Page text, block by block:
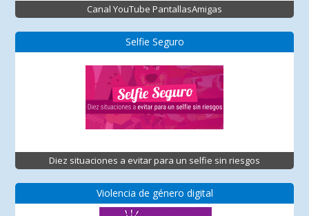
Canal YouTube PantallasAmigas
Selfie Seguro
Diez situaciones a evitar para un selfie sin riesgos
Violencia de género digital